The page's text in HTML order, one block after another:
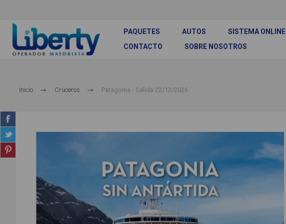
PAQUETES AUTOS SISTEMA ONLINE
CONTACTO
SOBRE NOSOTROS
Inicio Cruceros Patagonia - Salida 22/12/2026